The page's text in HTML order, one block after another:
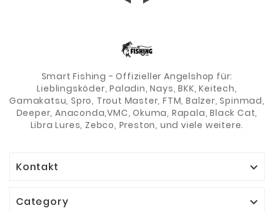
Smart Fishing - Offizieller Angelshop für:
Lieblingsköder, Paladin, Nays, BKK, Keitech,
Gamakatsu, Spro, Trout Master, FTM, Balzer, Spinmad,
Deeper, Anaconda,VMC, Okuma, Rapala, Black Cat,
Libra Lures, Zebco, Preston, und viele weitere.
Kontakt 
Category 